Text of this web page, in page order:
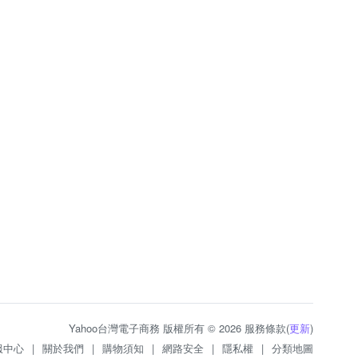
Yahoo台灣電子商務 版權所有 © 2026 服務條款(更新)
中心 | 關於我們 | 購物須知 | 網路安全 | 隱私權 | 分類地圖